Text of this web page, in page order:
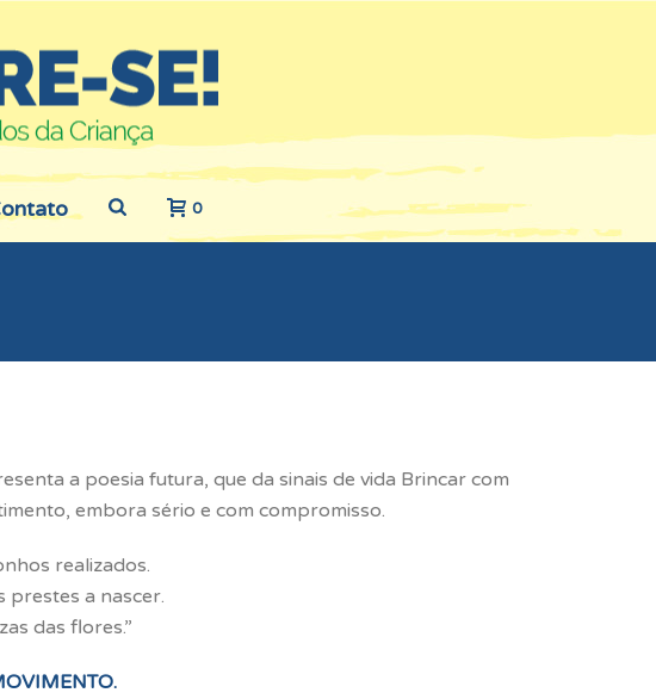
0
a poesia futura, que da sinais de vida Brincar com
embora sério e com compromisso.
realizados.
prestes a nascer.
das flores.”